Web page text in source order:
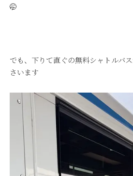
🤭
でも、下りて直ぐの無料シャトルバ
さいます